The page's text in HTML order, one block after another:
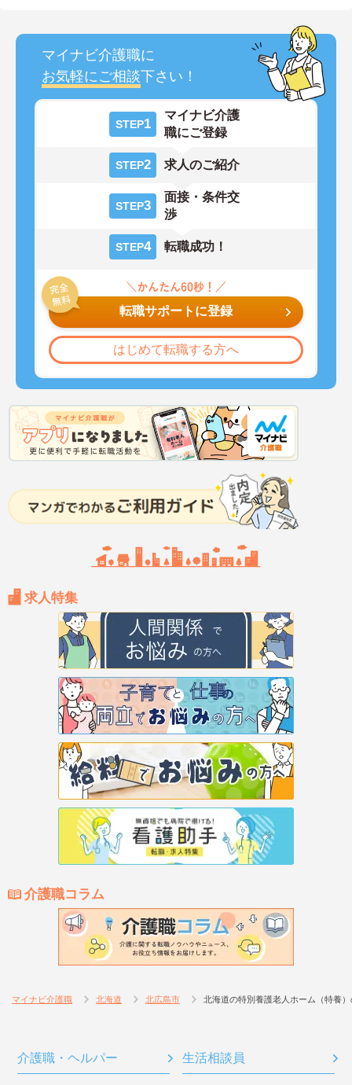
マイナビ介護職に
お気軽にご相談下さい！
STEP1
マイナビ介護
職にご登録
STEP2 求人のご紹介
STEP3
面接・条件交
渉
STEP4 転職成功！
転職サポートに登録
はじめて転職する方へ
求人特集
介護職コラム
マイナビ介護職 北海道 北広島市 北海道の特別養護老人ホーム（特養
介護職・ヘルパー 生活相談員